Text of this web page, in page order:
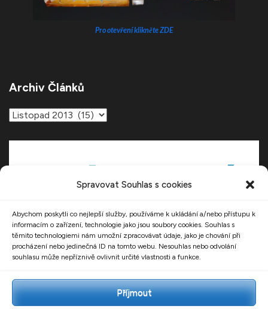
Spravovat Souhlas s cookies
Abychom poskytli co nejlepší služby, používáme k ukládání a/nebo přístupu k
informacím o zařízení, technologie jako jsou soubory cookies. Souhlas s
těmito technologiemi nám umožní zpracovávat údaje, jako je chování při
procházení nebo jedinečná ID na tomto webu. Nesouhlas nebo odvolání
souhlasu může nepříznivě ovlivnit určité vlastnosti a funkce.
Příjmout
Pro otevření klikněte ZDE
Archiv Článků
Archiv